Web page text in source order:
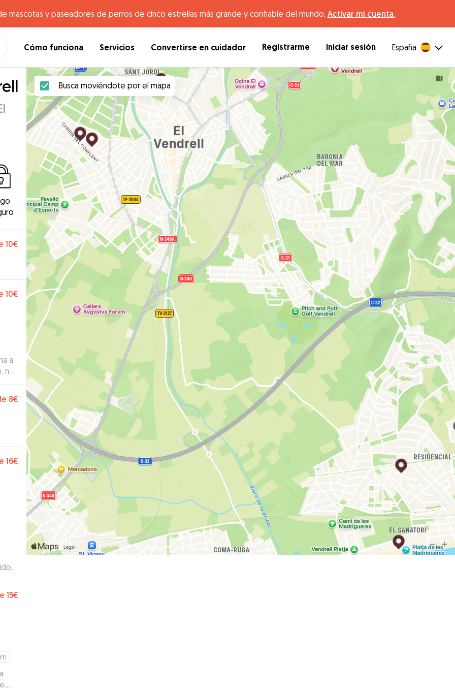
mascotas y paseadores de perros de cinco estrellas más grande y confiable del mundo. Activar mi cuenta.
Cómo funciona Servicios Convertirse en cuidador Registrarme Iniciar sesión España
10€
10€
a
8€
16€
Se
la
15€
Busca moviéndote por el mapa